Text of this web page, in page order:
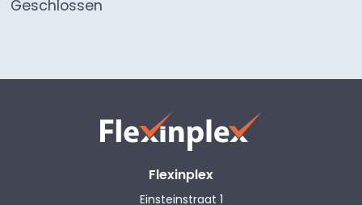
Geschlossen
Flexinplex
Einsteinstraat 1